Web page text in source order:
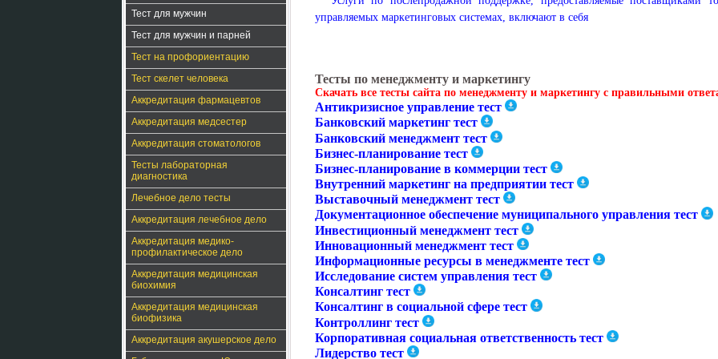
Тест для мужчин
Тест для мужчин и парней
Тест на профориентацию
Тест скелет человека
Аккредитация фармацевтов
Аккредитация медсестер
Аккредитация стоматологов
Тесты лабораторная
диагностика
Лечебное дело тесты
Аккредитация лечебное дело
Аккредитация медико-
профилактическое дело
Аккредитация медицинская
биохимия
Аккредитация медицинская
биофизика
Аккредитация акушерское дело
управляемых маркетинговых системах, включают в себя
Тесты по менеджменту и маркетингу
Скачать все тесты сайта по менеджменту и маркетингу с правильными
Антикризисное управление тест
Банковский маркетинг тест
Банковский менеджмент тест
Бизнес-планирование тест
Бизнес-планирование в коммерции тест
Внутренний маркетинг на предприятии тест
Выставочный менеджмент тест
Документационное обеспечение муниципального управления тест
Инвестиционный менеджмент тест
Инновационный менеджмент тест
Информационные ресурсы в менеджменте тест
Исследование систем управления тест
Консалтинг тест
Консалтинг в социальной сфере тест
Контроллинг тест
Корпоративная социальная ответственность тест
Лидерство тест